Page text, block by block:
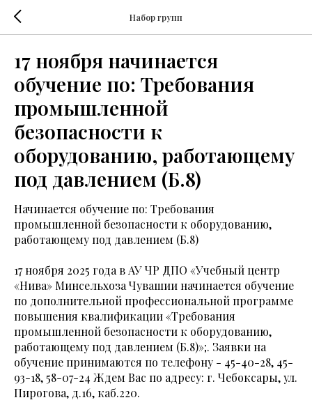
Набор групп
17 ноября начинается
обучение по: Требования
промышленной
безопасности к
оборудованию, работающему
под давлением (Б.8)
Начинается обучение по: Требования
промышленной безопасности к оборудованию,
работающему под давлением (Б.8)
17 ноября 2025 года в АУ ЧР ДПО «Учебный центр
«Нива» Минсельхоза Чувашии начинается обучение
по дополнительной профессиональной программе
повышения квалификации «Требования
промышленной безопасности к оборудованию,
работающему под давлением (Б.8)»;. Заявки на
обучение принимаются по телефону - 45-40-28, 45-
93-18, 58-07-24 Ждем Вас по адресу: г. Чебоксары, ул.
Пирогова, д.16, каб.220.